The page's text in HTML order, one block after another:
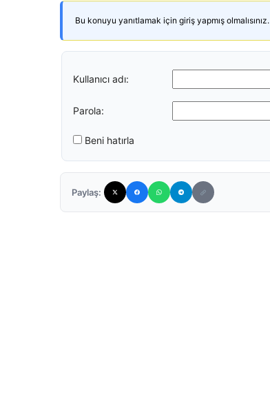
Bu konuyu yanıtlamak için giriş yapmış olmalısınız.
Kullanıcı adı:
Parola:
Beni hatırla
Paylaş: